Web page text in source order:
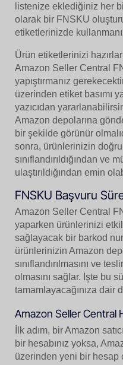
listenize eklediğiniz her
olarak bir FNSKU
etiketlerinizde
Ürün etiketlerinizi
Amazon Seller Central
yapıştırmanız
üzerinden etiket basımı
yazıcıdan
Amazon depolarına
bir şekilde görünür
sonra, ürünlerinizin
sınıflandırıldığından ve
ulaştırıldığından emin
FNSKU Başvuru
Amazon Seller Central
yaparken ürünlerinizi
sağlayacak bir barkod
ürünlerinizin Amazon
sınıflandırılmasını ve
olmasını sağlar. İşte bu
tamamlayacağınıza dair
Amazon Seller Central
İlk adım, bir Amazon
bir hesabınız yoksa,
üzerinden yeni bir hesap